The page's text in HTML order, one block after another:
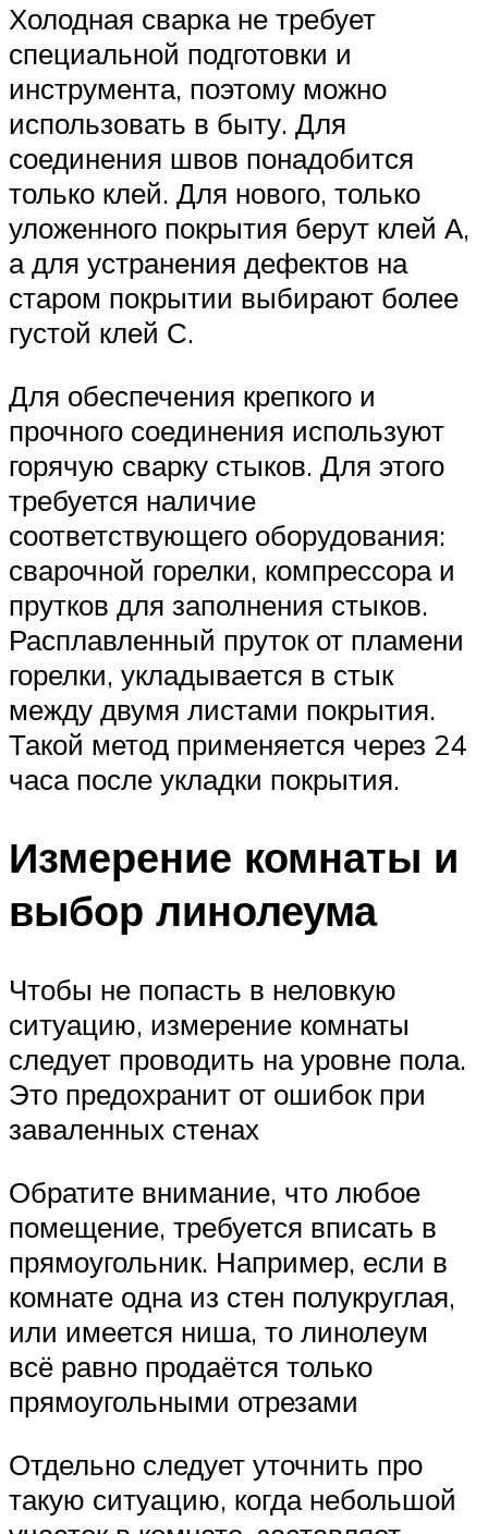
Холодная сварка не требует
специальной подготовки и
инструмента, поэтому можно
использовать в быту. Для
соединения швов понадобится
только клей. Для нового, только
уложенного покрытия берут клей А,
а для устранения дефектов на
старом покрытии выбирают более
густой клей С.
Для обеспечения крепкого и
прочного соединения используют
горячую сварку стыков. Для этого
требуется наличие
соответствующего оборудования:
сварочной горелки, компрессора и
прутков для заполнения стыков.
Расплавленный пруток от пламени
горелки, укладывается в стык
между двумя листами покрытия.
Такой метод применяется через 24
часа после укладки покрытия.
Измерение комнаты и
выбор линолеума
Чтобы не попасть в неловкую
ситуацию, измерение комнаты
следует проводить на уровне пола.
Это предохранит от ошибок при
заваленных стенах
Обратите внимание, что любое
помещение, требуется вписать в
прямоугольник. Например, если в
комнате одна из стен полукруглая,
или имеется ниша, то линолеум
всё равно продаётся только
прямоугольными отрезами
Отдельно следует уточнить про
такую ситуацию, когда небольшой